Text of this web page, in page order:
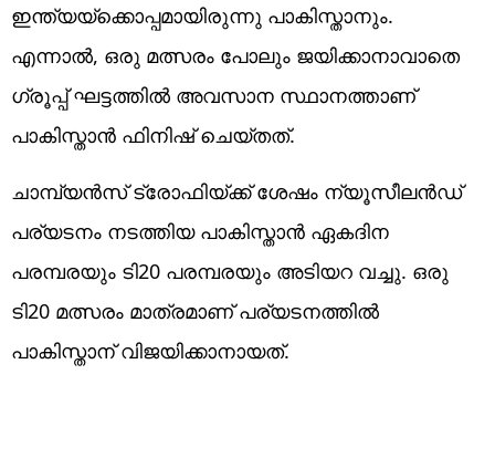
ഇന്ത്യയ്ക്കൊപ്പമായിരുന്നു പാകിസ്താനും.
എന്നാൽ, ഒരു മത്സരം പോലും ജയിക്കാനാവാതെ
ഗ്രൂപ്പ് ഘട്ടത്തിൽ അവസാന സ്ഥാനത്താണ്
പാകിസ്താൻ ഫിനിഷ് ചെയ്തത്.
ചാമ്പ്യൻസ് ട്രോഫിയ്ക്ക് ശേഷം ന്യൂസീലൻഡ്
പര്യടനം നടത്തിയ പാകിസ്താൻ ഏകദിന
പരമ്പരയും ടി20 പരമ്പരയും അടിയറ വച്ചു. ഒരു
ടി20 മത്സരം മാത്രമാണ് പര്യടനത്തിൽ
പാകിസ്താന് വിജയിക്കാനായത്.